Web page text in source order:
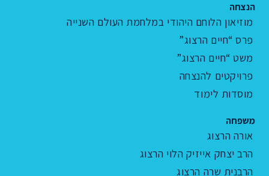
הנצחה
מוזיאון הלוחם היהודי במלחמת העולם השנייה
פרס “חיים הרצוג”
משט “חיים הרצוג”
פרויקטים להנצחה
מוסדות לימוד
משפחה
אורה הרצוג
הרב יצחק אייזיק הלוי הרצוג
הרבנית שרה הרצוג